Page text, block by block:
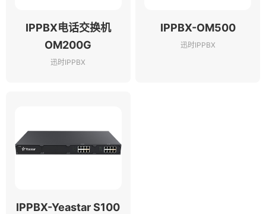
IPPBX电话交换机
OM200G
迅时IPPBX
IPPBX-OM500
迅时IPPBX
IPPBX-Yeastar S100